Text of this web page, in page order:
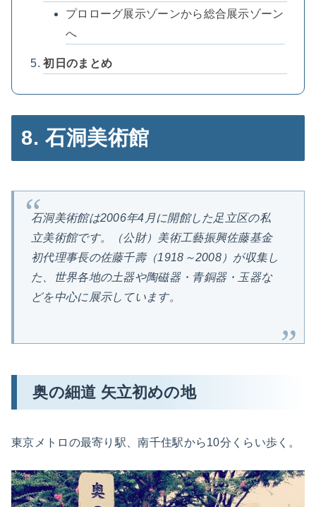
プロローグ展示ゾーンから総合展示ゾーン
へ
初日のまとめ
8. 石洞美術館
石洞美術館は2006年4月に開館した足立区の私
立美術館です。（公財）美術工藝振興佐藤基金
初代理事長の佐藤千壽（1918～2008）が収集し
た、世界各地の土器や陶磁器・青銅器・玉器な
どを中心に展示しています。
奥の細道 矢立初めの地
東京メトロの最寄り駅、南千住駅から10分くらい歩く。